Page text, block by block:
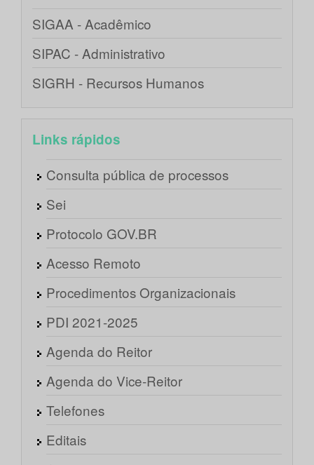
SIGAA - Acadêmico
SIPAC - Administrativo
SIGRH - Recursos Humanos
Links rápidos
Consulta pública de processos
Sei
Protocolo GOV.BR
Acesso Remoto
Procedimentos Organizacionais
PDI 2021-2025
Agenda do Reitor
Agenda do Vice-Reitor
Telefones
Editais